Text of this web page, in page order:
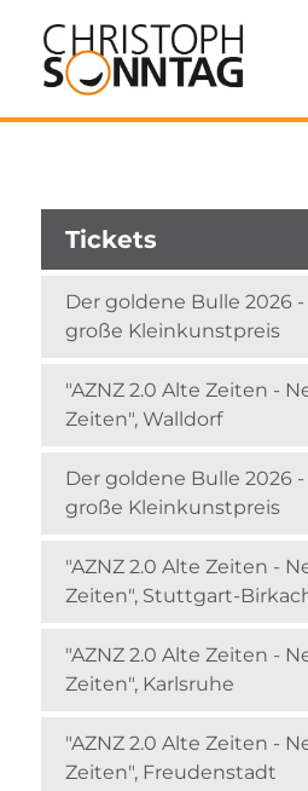
Tickets
Der goldene Bulle 2026
große Kleinkunstpreis
"AZNZ 2.0 Alte Zeiten -
Zeiten", Walldorf
Der goldene Bulle 2026
große Kleinkunstpreis
"AZNZ 2.0 Alte Zeiten -
Zeiten", Stuttgart-
"AZNZ 2.0 Alte Zeiten -
Zeiten", Karlsruhe
"AZNZ 2.0 Alte Zeiten -
Zeiten", Freudenstadt